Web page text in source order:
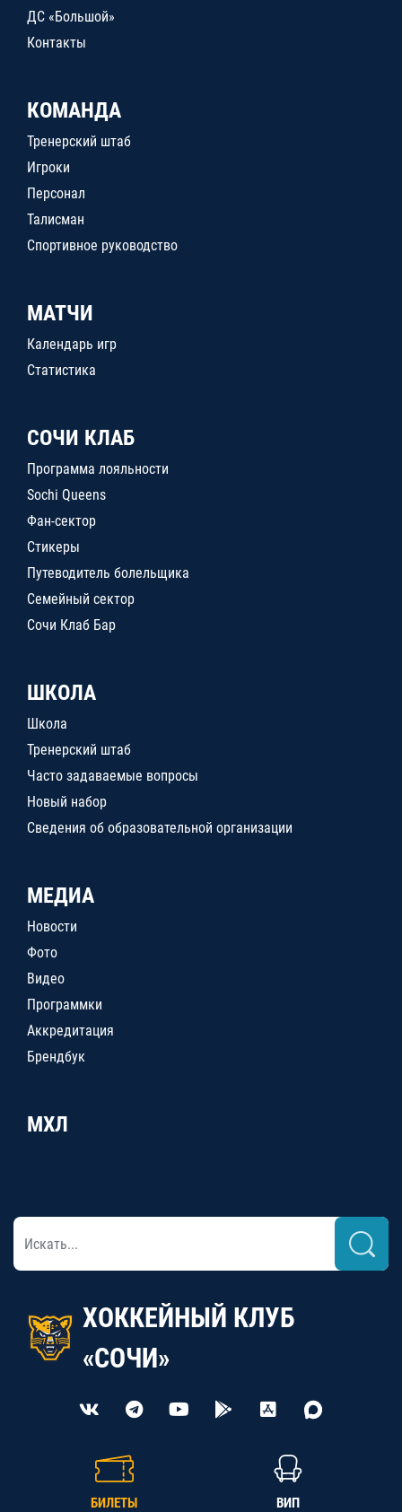
ДС «Большой»
Контакты
КОМАНДА
Тренерский штаб
Игроки
Персонал
Талисман
Спортивное руководство
МАТЧИ
Календарь игр
Статистика
СОЧИ КЛАБ
Программа лояльности
Sochi Queens
Фан-сектор
Стикеры
Путеводитель болельщика
Семейный сектор
Сочи Клаб Бар
ШКОЛА
Школа
Тренерский штаб
Часто задаваемые вопросы
Новый набор
Сведения об образовательной организации
МЕДИА
Новости
Фото
Видео
Программки
Аккредитация
Брендбук
МХЛ
ХОККЕЙНЫЙ КЛУБ
«СОЧИ»
БИЛЕТЫ ВИП